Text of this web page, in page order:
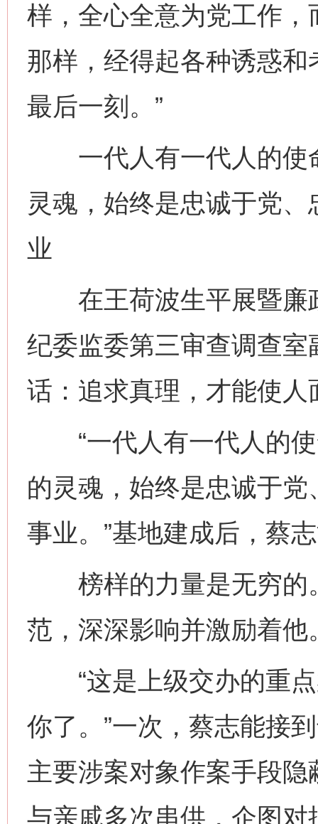
样，全心全意为党工作
那样，经得起各种诱惑
最后一刻。”
一代人有一代人的使
灵魂，始终是忠诚于党
业
在王荷波生平展暨廉
纪委监委第三审查调查
话：追求真理，才能使
“一代人有一代人的使
的灵魂，始终是忠诚于
事业。”基地建成后，蔡
榜样的力量是无穷的
范，深深影响并激励着他
“这是上级交办的重点
你了。”一次，蔡志能接
主要涉案对象作案手段隐
与亲戚多次串供，企图对